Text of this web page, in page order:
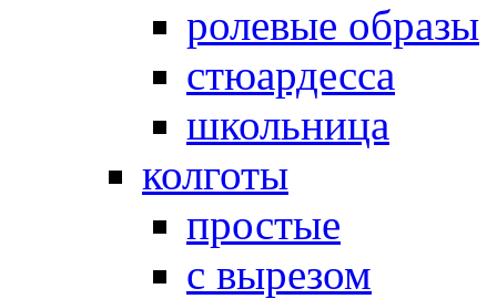
ролевые образы
стюардесса
школьница
колготы
простые
с вырезом